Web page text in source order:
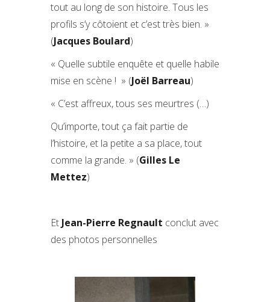
tout au long de son histoire. Tous les
profils s’y côtoient et c’est très bien. »
(Jacques Boulard)
« Quelle subtile enquête et quelle habile
mise en scène ! » (Joël Barreau)
« C’est affreux, tous ses meurtres (…)
Qu’importe, tout ça fait partie de
l’histoire, et la petite a sa place, tout
comme la grande. » (Gilles Le
Mettez)
Et Jean-Pierre Regnault conclut avec
des photos personnelles